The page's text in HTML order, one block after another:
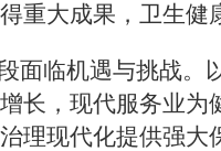
重大成果，卫生健
面临机遇与挑战。
长，现代服务业
理现代化提供强大